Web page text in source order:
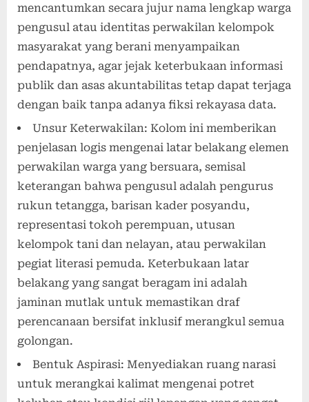
mencantumkan secara jujur nama lengkap warga
pengusul atau identitas perwakilan kelompok
masyarakat yang berani menyampaikan
pendapatnya, agar jejak keterbukaan informasi
publik dan asas akuntabilitas tetap dapat terjaga
dengan baik tanpa adanya fiksi rekayasa data.
Unsur Keterwakilan: Kolom ini memberikan
penjelasan logis mengenai latar belakang elemen
perwakilan warga yang bersuara, semisal
keterangan bahwa pengusul adalah pengurus
rukun tetangga, barisan kader posyandu,
representasi tokoh perempuan, utusan
kelompok tani dan nelayan, atau perwakilan
pegiat literasi pemuda. Keterbukaan latar
belakang yang sangat beragam ini adalah
jaminan mutlak untuk memastikan draf
perencanaan bersifat inklusif merangkul semua
golongan.
Bentuk Aspirasi: Menyediakan ruang narasi
untuk merangkai kalimat mengenai potret